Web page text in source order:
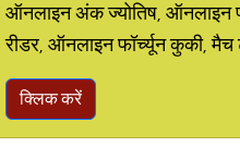
ऑनलाइन अंक ज्योतिष, ऑनलाइन
रीडर, ऑनलाइन फॉर्च्यून कुकी,
क्लिक करें